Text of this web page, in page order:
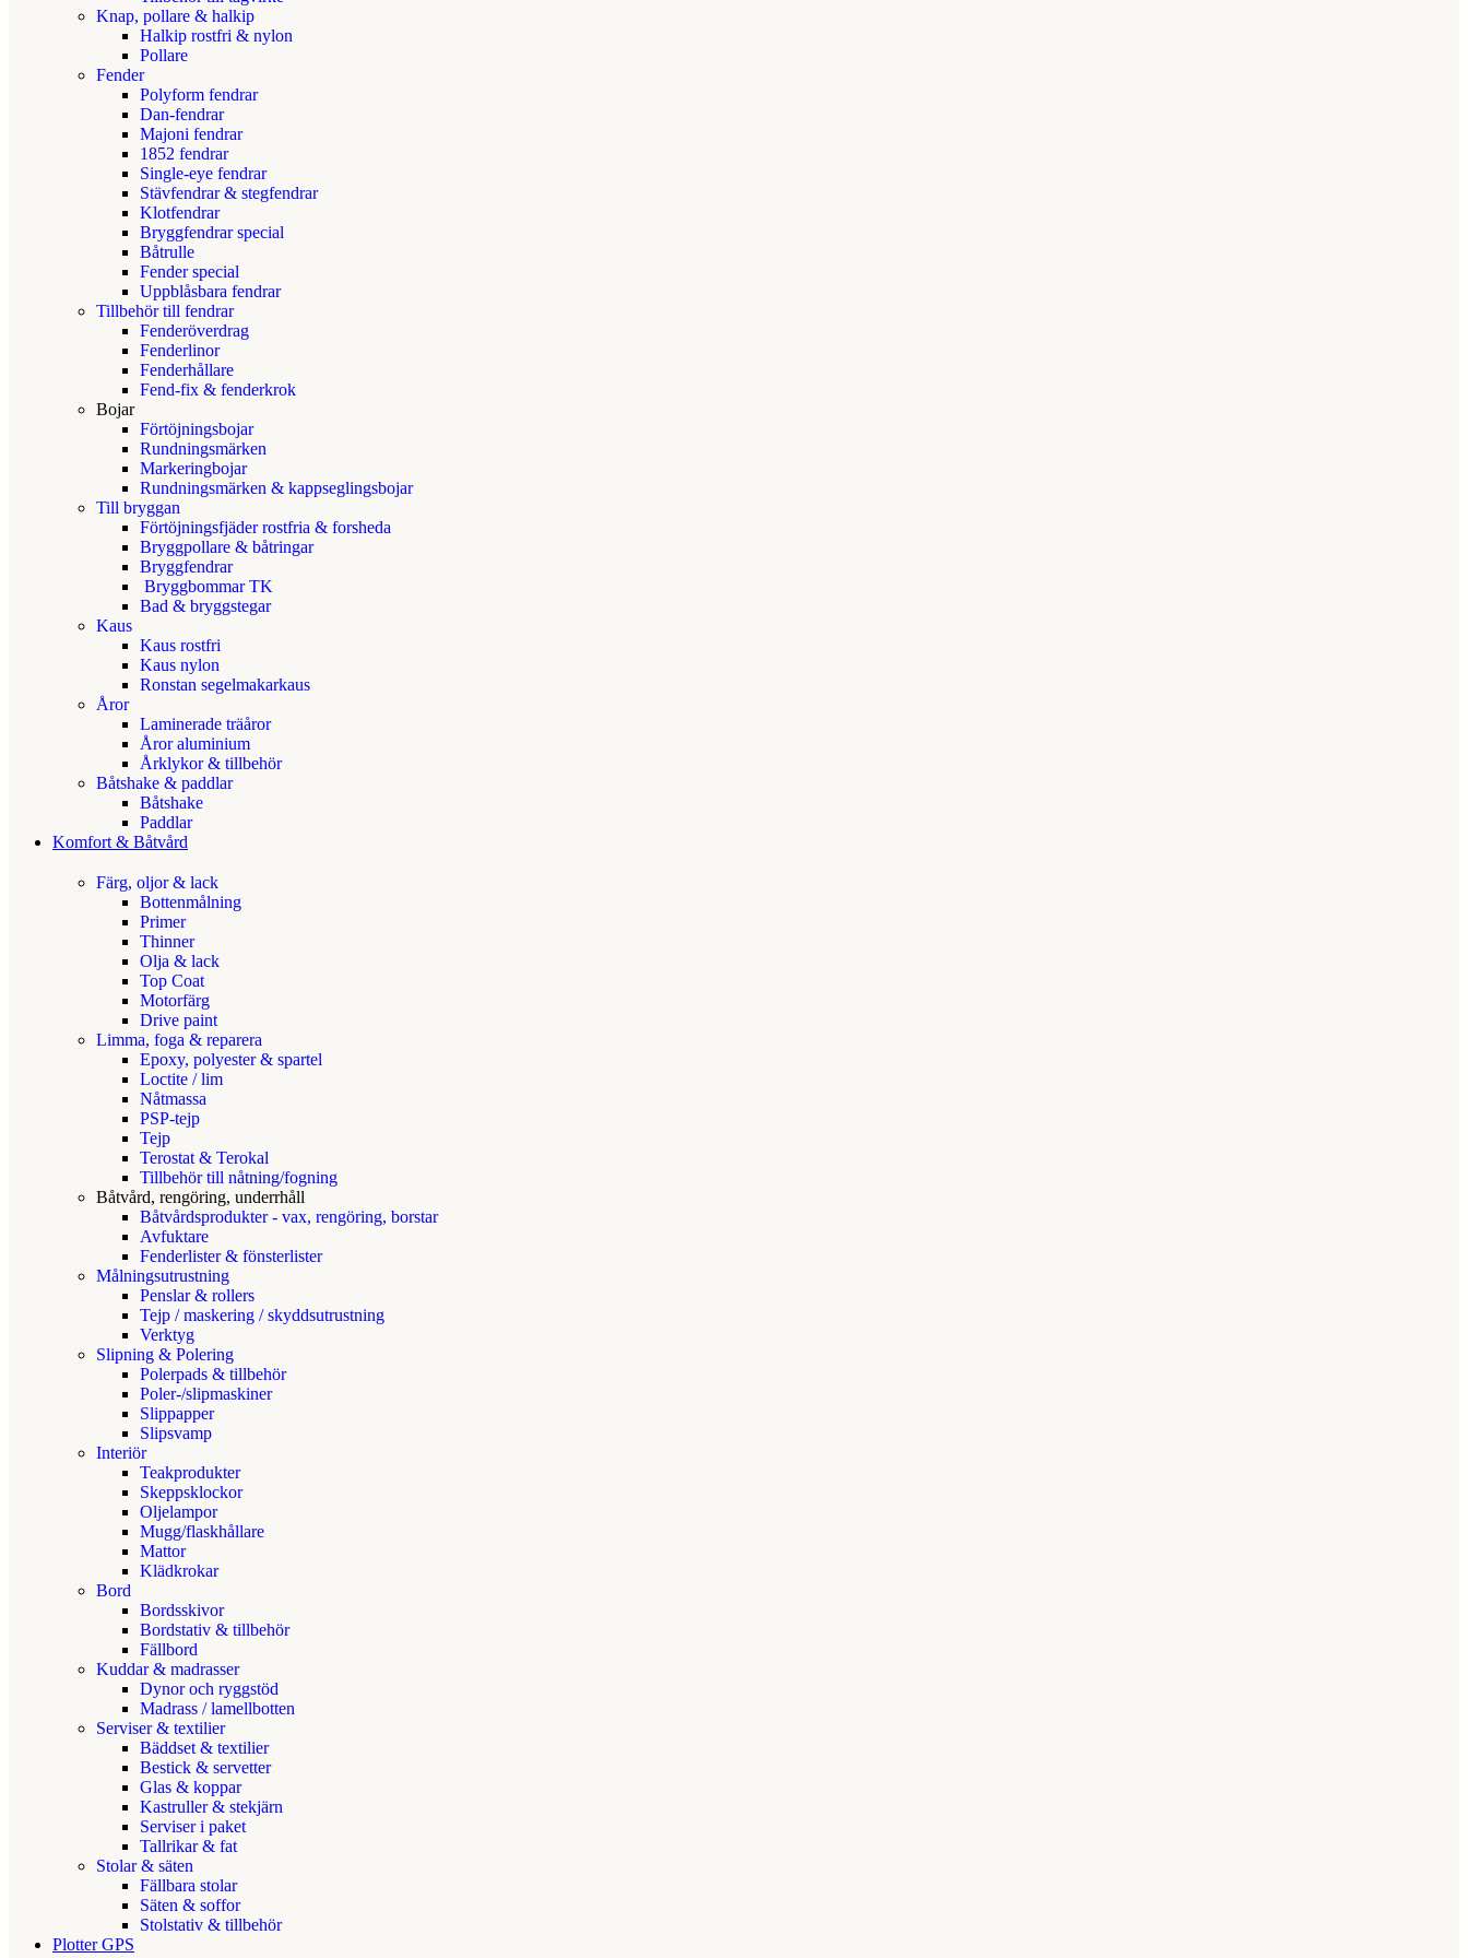
Knap, pollare & halkip
Halkip rostfri & nylon
Pollare
Fender
Polyform fendrar
Dan-fendrar
Majoni fendrar
1852 fendrar
Single-eye fendrar
Stävfendrar & stegfendrar
Klotfendrar
Bryggfendrar special
Båtrulle
Fender special
Uppblåsbara fendrar
Tillbehör till fendrar
Fenderöverdrag
Fenderlinor
Fenderhållare
Fend-fix & fenderkrok
Bojar
Förtöjningsbojar
Rundningsmärken
Markeringbojar
Rundningsmärken & kappseglingsbojar
Till bryggan
Förtöjningsfjäder rostfria & forsheda
Bryggpollare & båtringar
Bryggfendrar
Bryggbommar TK
Bad & bryggstegar
Kaus
Kaus rostfri
Kaus nylon
Ronstan segelmakarkaus
Åror
Laminerade träåror
Åror aluminium
Årklykor & tillbehör
Båtshake & paddlar
Båtshake
Paddlar
Komfort & Båtvård
Färg, oljor & lack
Bottenmålning
Primer
Thinner
Olja & lack
Top Coat
Motorfärg
Drive paint
Limma, foga & reparera
Epoxy, polyester & spartel
Loctite / lim
Nåtmassa
PSP-tejp
Tejp
Terostat & Terokal
Tillbehör till nåtning/fogning
Båtvård, rengöring, underrhåll
Båtvårdsprodukter - vax, rengöring, borstar
Avfuktare
Fenderlister & fönsterlister
Målningsutrustning
Penslar & rollers
Tejp / maskering / skyddsutrustning
Verktyg
Slipning & Polering
Polerpads & tillbehör
Poler-/slipmaskiner
Slippapper
Slipsvamp
Interiör
Teakprodukter
Skeppsklockor
Oljelampor
Mugg/flaskhållare
Mattor
Klädkrokar
Bord
Bordsskivor
Bordstativ & tillbehör
Fällbord
Kuddar & madrasser
Dynor och ryggstöd
Madrass / lamellbotten
Serviser & textilier
Bäddset & textilier
Bestick & servetter
Glas & koppar
Kastruller & stekjärn
Serviser i paket
Tallrikar & fat
Stolar & säten
Fällbara stolar
Säten & soffor
Stolstativ & tillbehör
Plotter GPS